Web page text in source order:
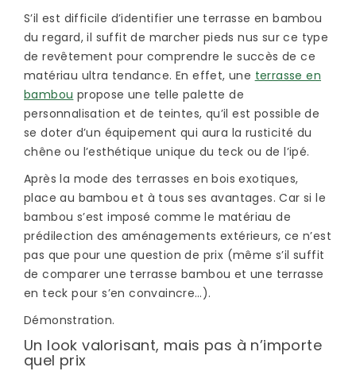
S’il est difficile d’identifier une terrasse en bambou
du regard, il suffit de marcher pieds nus sur ce type
de revêtement pour comprendre le succès de ce
matériau ultra tendance. En effet, une terrasse en
bambou propose une telle palette de
personnalisation et de teintes, qu’il est possible de
se doter d’un équipement qui aura la rusticité du
chêne ou l’esthétique unique du teck ou de l’ipé.
Après la mode des terrasses en bois exotiques,
place au bambou et à tous ses avantages. Car si le
bambou s’est imposé comme le matériau de
prédilection des aménagements extérieurs, ce n’est
pas que pour une question de prix (même s’il suffit
de comparer une terrasse bambou et une terrasse
en teck pour s’en convaincre…).
Démonstration.
Un look valorisant, mais pas à n’importe
quel prix